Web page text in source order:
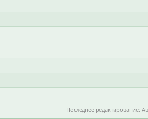
Последнее редактирование: